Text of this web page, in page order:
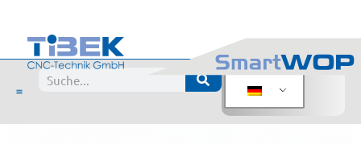
Komponenten und
Arbeitsvorbereitung